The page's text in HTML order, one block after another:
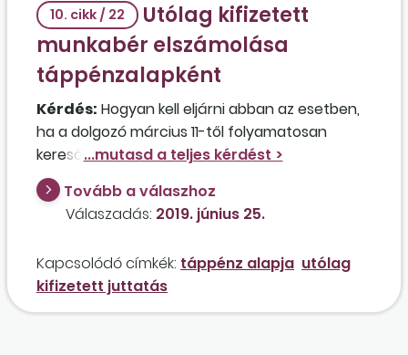
10. cikk / 22
Utólag kifizetett
munkabér elszámolása
táppénzalapként
Kérdés: Hogyan kell eljárni abban az esetben,
ha a dolgozó március 11-től folyamatosan
keresőképtelen, és a 2018. december 1. napjától
megemelkedett munkabérét a munkáltató
csak késedelmesen, 2019. február hónaptól
utalta az elmaradt különbözettel együtt?
Tovább a válaszhoz
Válaszadás: 2019. június 25.
Kapcsolódó címkék: táppénz alapja utólag
kifizetett juttatás